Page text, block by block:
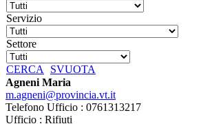
Servizio
Settore
CERCA
SVUOTA
Agneni Maria
m.agneni@provincia.vt.it
Telefono Ufficio : 0761313217
Ufficio : Rifiuti